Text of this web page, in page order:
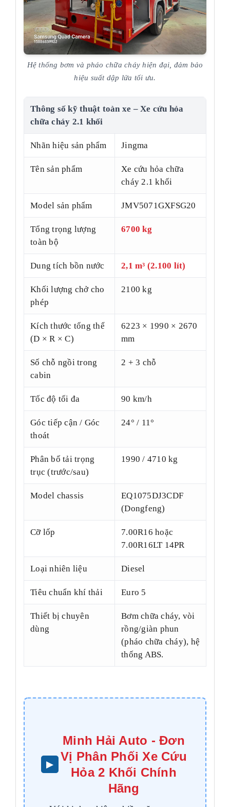
Hệ thống bơm và pháo chữa cháy hiện đại, đảm bảo
hiệu suất dập lửa tối ưu.
Thông số kỹ thuật toàn xe – Xe cứu hỏa
chữa cháy 2.1 khối
Nhãn hiệu sản phẩm Jingma
Tên sản phẩm
Xe cứu hỏa chữa
cháy 2.1 khối
Model sản phẩm JMV5071GXFSG20
Tổng trọng lượng
toàn bộ
6700 kg
Dung tích bồn nước 2,1 m³ (2.100 lít)
Khối lượng chở cho
phép
2100 kg
Kích thước tổng thể
(D × R × C)
6223 × 1990 × 2670
mm
Số chỗ ngồi trong
cabin
2 + 3 chỗ
Tốc độ tối đa 90 km/h
Góc tiếp cận / Góc
thoát
24° / 11°
Phân bố tải trọng
trục (trước/sau)
1990 / 4710 kg
Model chassis
EQ1075DJ3CDF
(Dongfeng)
Cỡ lốp
7.00R16 hoặc
7.00R16LT 14PR
Loại nhiên liệu Diesel
Tiêu chuẩn khí thải Euro 5
Thiết bị chuyên
dùng
Bơm chữa cháy, vòi
rồng/giàn phun
(pháo chữa cháy), hệ
thống ABS.
Minh Hải Auto - Đơn
Vị Phân Phối Xe Cứu
Hỏa 2 Khối Chính
Hãng